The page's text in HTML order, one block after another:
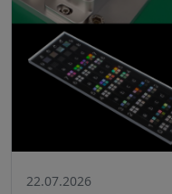
22.07.2026